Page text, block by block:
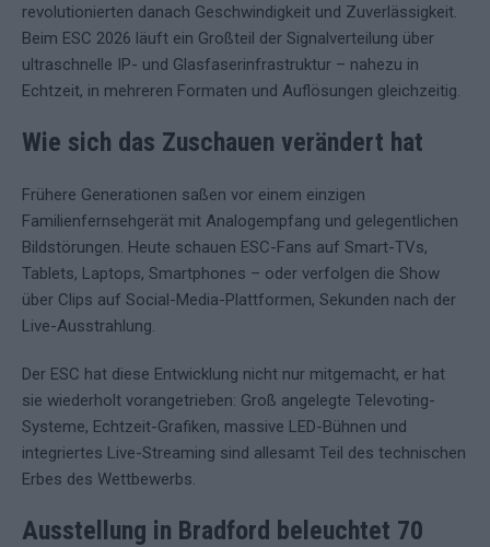
revolutionierten danach Geschwindigkeit und Zuverlässigkeit.
Beim ESC 2026 läuft ein Großteil der Signalverteilung über
ultraschnelle IP- und Glasfaserinfrastruktur – nahezu in
Echtzeit, in mehreren Formaten und Auflösungen gleichzeitig.
Wie sich das Zuschauen verändert hat
Frühere Generationen saßen vor einem einzigen
Familienfernsehgerät mit Analogempfang und gelegentlichen
Bildstörungen. Heute schauen ESC-Fans auf Smart-TVs,
Tablets, Laptops, Smartphones – oder verfolgen die Show
über Clips auf Social-Media-Plattformen, Sekunden nach der
Live-Ausstrahlung.
Der ESC hat diese Entwicklung nicht nur mitgemacht, er hat
sie wiederholt vorangetrieben: Groß angelegte Televoting-
Systeme, Echtzeit-Grafiken, massive LED-Bühnen und
integriertes Live-Streaming sind allesamt Teil des technischen
Erbes des Wettbewerbs.
Ausstellung in Bradford beleuchtet 70